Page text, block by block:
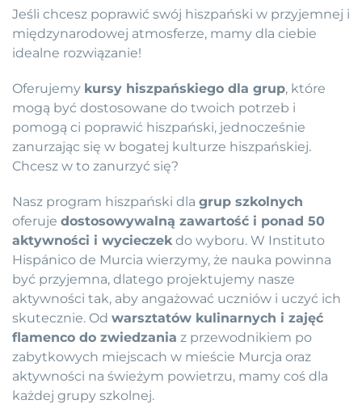
Jeśli chcesz poprawić swój hiszpański w przyjemnej i
międzynarodowej atmosferze, mamy dla ciebie
idealne rozwiązanie!
Oferujemy kursy hiszpańskiego dla grup, które
mogą być dostosowane do twoich potrzeb i
pomogą ci poprawić hiszpański, jednocześnie
zanurzając się w bogatej kulturze hiszpańskiej.
Chcesz w to zanurzyć się?
Nasz program hiszpański dla grup szkolnych
oferuje dostosowywalną zawartość i ponad 50
aktywności i wycieczekdo wyboru. W Instituto
Hispánico de Murcia wierzymy, że nauka powinna
być przyjemna, dlatego projektujemy nasze
aktywności tak, aby angażować uczniów i uczyć ich
skutecznie. Od warsztatów kulinarnych i zajęć
flamenco do zwiedzania z przewodnikiem po
zabytkowych miejscach w mieście Murcja oraz
aktywności na świeżym powietrzu, mamy coś dla
każdej grupy szkolnej.